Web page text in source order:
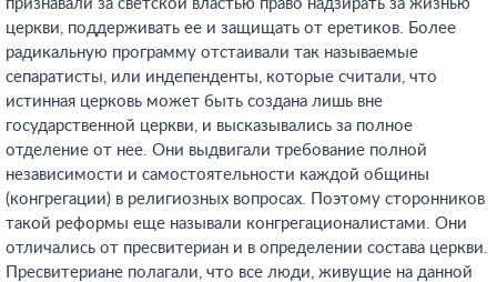
признавали за светской властью право надзирать за жизнью
церкви, поддерживать ее и защищать от еретиков. Более
радикальную программу отстаивали так называемые
сепаратисты, или индепенденты, которые считали, что
истинная церковь может быть создана лишь вне
государственной церкви, и высказывались за полное
отделение от нее. Они выдвигали требование полной
независимости и самостоятельности каждой общины
(конгрегации) в религиозных вопросах. Поэтому сторонников
такой реформы еще называли конгрегационалистами. Они
отличались от пресвитериан и в определении состава церкви.
Пресвитериане полагали, что все люди, живущие на данной